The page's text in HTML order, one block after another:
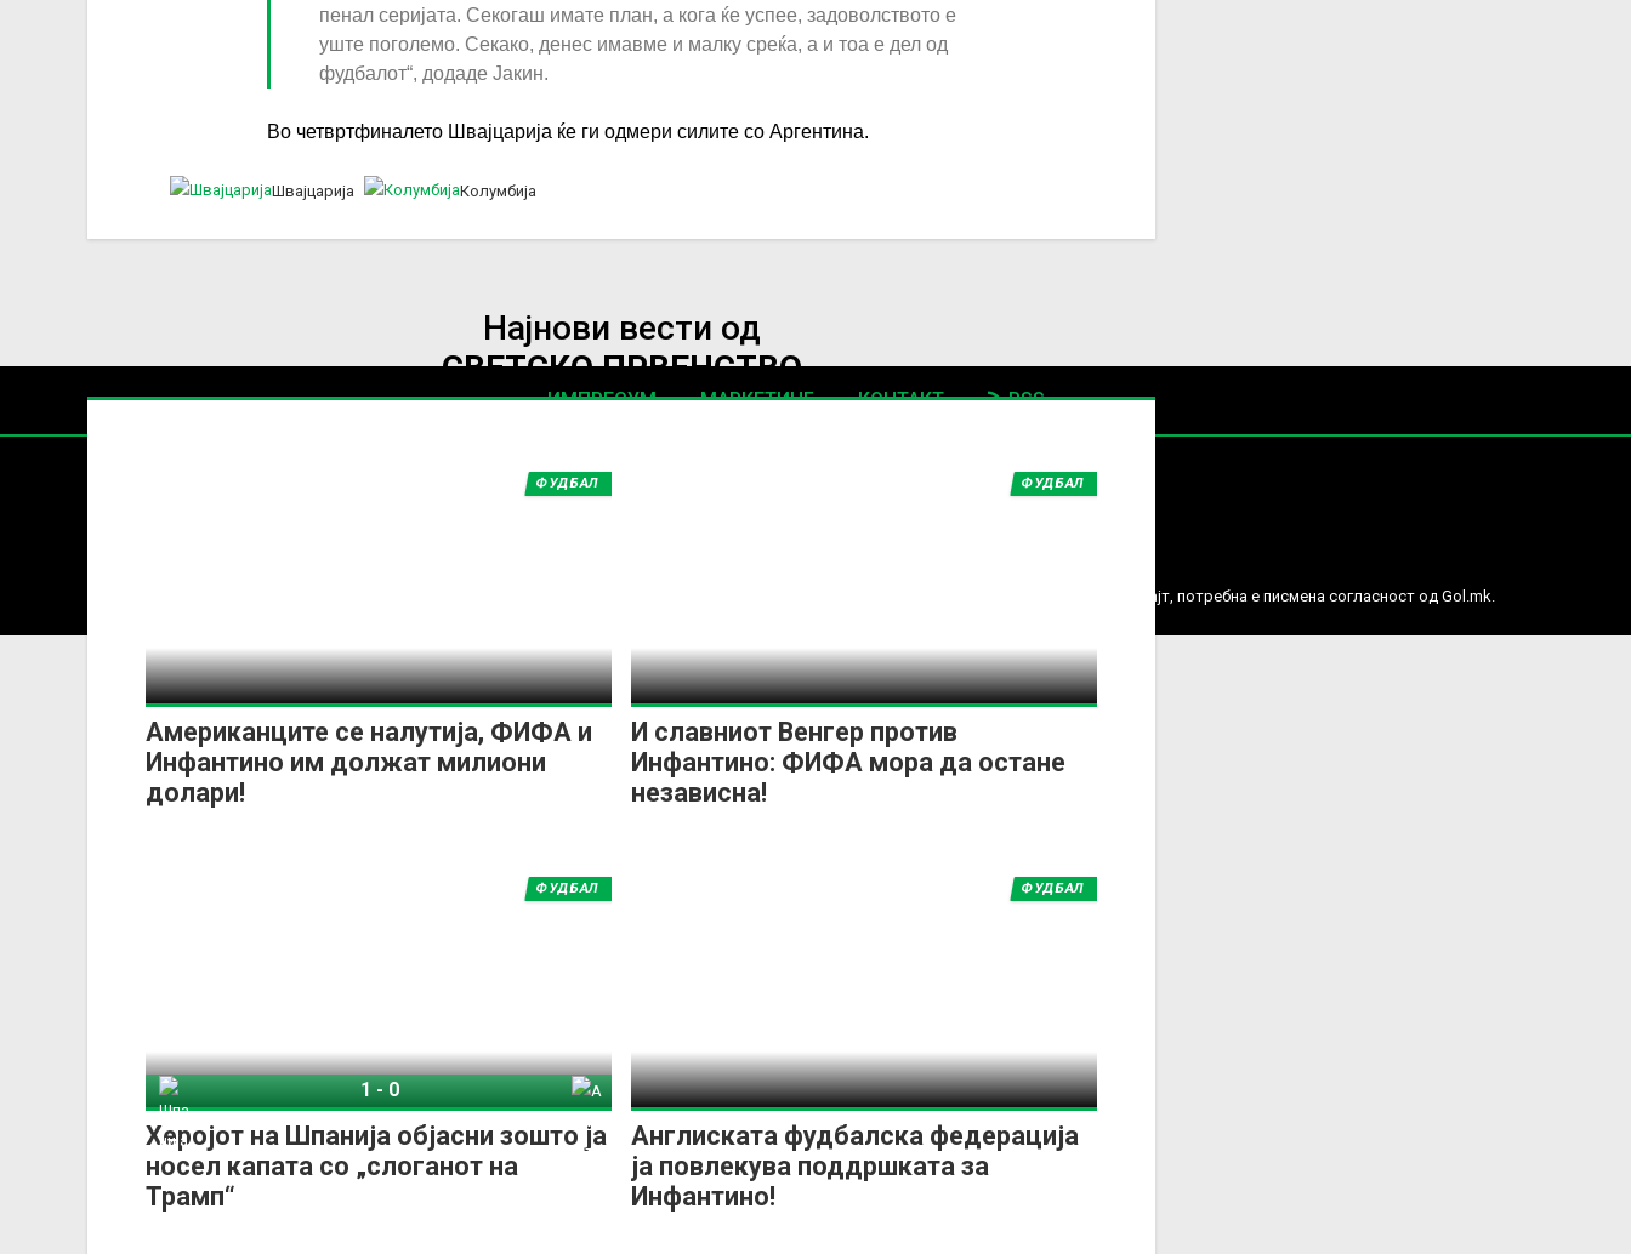
пенал серијата. Секогаш имате план, а кога ќе успее, задоволството е
уште поголемо. Секако, денес имавме и малку среќа, а и тоа е дел од
фудбалот“, додаде Јакин.
Во четвртфиналето Швајцарија ќе ги одмери силите со Аргентина.
Швајцарија Колумбија
Најнови вести од
СВЕТСКО ПРВЕНСТВО
Американците се налутија, ФИФА и
Инфантино им должат милиони
долари!
ФУДБАЛ
И славниот Венгер против
Инфантино: ФИФА мора да остане
независна!
ФУДБАЛ
Херојот на Шпанија објасни зошто ја
носел капата со „слоганот на
Трамп“
ФУДБАЛ
1-0
Англиската фудбалска федерација
ја повлекува поддршката за
Инфантино!
ФУДБАЛ
ИМПРЕСУМ МАРКЕТИНГ КОНТАКТ RSS
За секоја форма на распространување, репродукција или комерцијална употреба на текстови, фотографии или податоци од овој веб сајт, потребна е писмена согласност од Gol.mk.